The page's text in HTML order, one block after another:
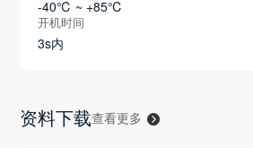
-40℃ ~ +85℃
开机时间
3s内
资料下载查看更多